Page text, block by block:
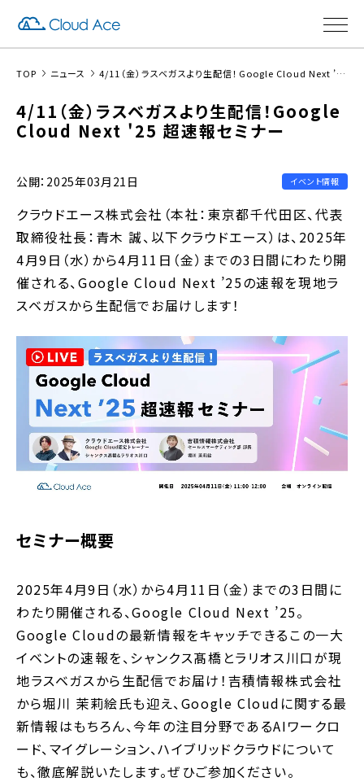
TOP ニュース 4/11（金）ラスベガスより生配信！Google Cloud Next ’25 超速報セミナー
4/11（金）ラスベガスより生配信！Google
Cloud Next '25 超速報セミナー
公開：2025年03月21日 イベント情報
クラウドエース株式会社（本社：東京都千代田区、代表
取締役社長：青木 誠、以下クラウドエース）は、2025年
4月9日（水）から4月11日（金）までの3日間にわたり開
催される、Google Cloud Next ’25の速報を現地ラ
スベガスから生配信でお届けします！
セミナー概要
2025年4月9日（水）から4月11日（金）までの3日間に
わたり開催される、Google Cloud Next ’25。
Google Cloudの最新情報をキャッチできるこの一大
イベントの速報を、シャンクス髙橋とラリオス川口が現
地ラスベガスから生配信でお届け！吉積情報株式会社
から堀川 茉莉絵氏も迎え、Google Cloudに関する最
新情報はもちろん、今年の注目分野であるAIワークロ
ード、マイグレーション、ハイブリッドクラウドについて
も、徹底解説いたします。ぜひご参加ください。